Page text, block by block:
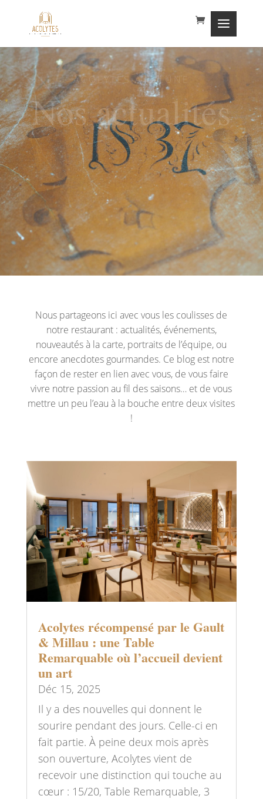
ACOLYTES À LA UNE
Nos actualités
Nous partageons ici avec vous les coulisses de
notre restaurant : actualités, événements,
nouveautés à la carte, portraits de l’équipe, ou
encore anecdotes gourmandes. Ce blog est notre
façon de rester en lien avec vous, de vous faire
vivre notre passion au fil des saisons… et de vous
mettre un peu l’eau à la bouche entre deux visites
!
Acolytes récompensé par le Gault
& Millau : une Table
Remarquable où l’accueil devient
un art
Déc 15, 2025
Il y a des nouvelles qui donnent le
sourire pendant des jours. Celle-ci en
fait partie. À peine deux mois après
son ouverture, Acolytes vient de
recevoir une distinction qui touche au
cœur : 15/20, Table Remarquable, 3